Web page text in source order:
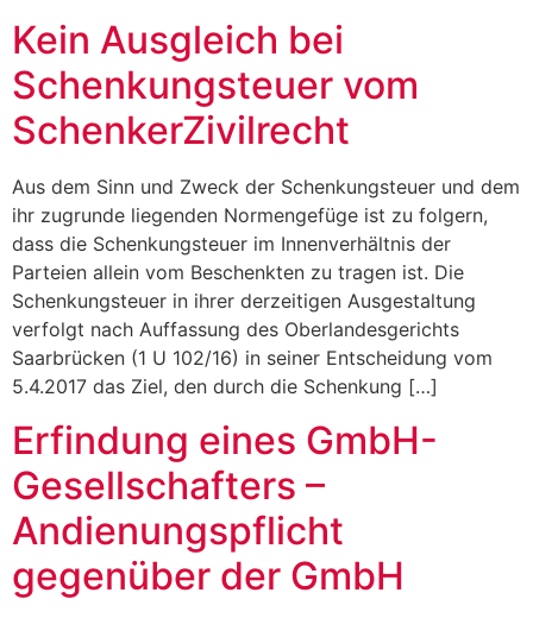
Kein Ausgleich bei
Schenkungsteuer vom
SchenkerZivilrecht
Aus dem Sinn und Zweck der Schenkungsteuer und dem
ihr zugrunde liegenden Normengefüge ist zu folgern,
dass die Schenkungsteuer im Innenverhältnis der
Parteien allein vom Beschenkten zu tragen ist. Die
Schenkungsteuer in ihrer derzeitigen Ausgestaltung
verfolgt nach Auffassung des Oberlandesgerichts
Saarbrücken (1 U 102/16) in seiner Entscheidung vom
5.4.2017 das Ziel, den durch die Schenkung […]
Erfindung eines GmbH-
Gesellschafters –
Andienungspflicht
gegenüber der GmbH